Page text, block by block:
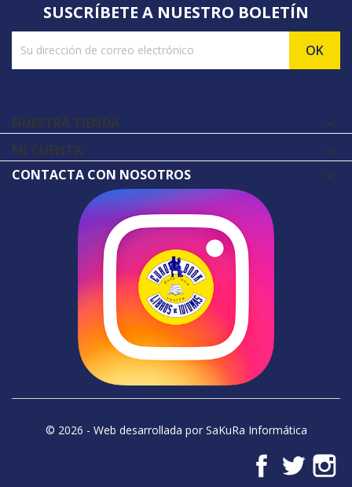
SUSCRÍBETE A NUESTRO BOLETÍN
NUESTRA TIENDA 
MI CUENTA 
CONTACTA CON NOSOTROS
© 2026 - Web desarrollada por SaKuRa Informática